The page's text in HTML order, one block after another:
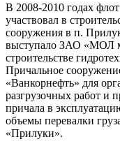
В 2008-2010 годах
участвовал в
сооружения в п.
выступало ЗАО «МОЛ
строительстве
Причальное
«Ванкорнефть» для
разгрузочных работ и
причала в
объемы перевалки
«Прилуки».